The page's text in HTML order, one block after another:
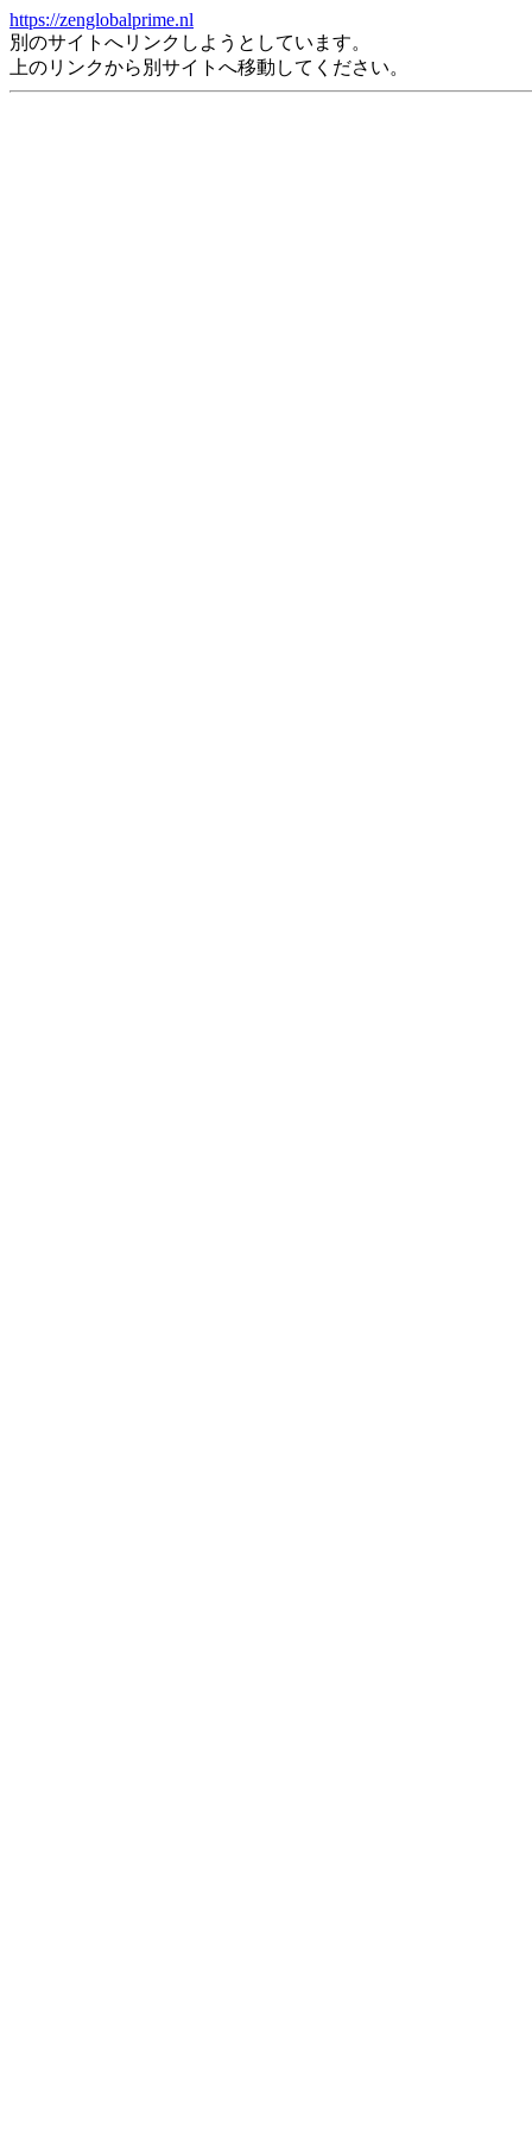
https://zenglobalprime.nl
別のサイトへリンクしようとしています。
上のリンクから別サイトへ移動してください。